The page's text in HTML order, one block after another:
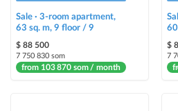
highlighting an ad in a different color
Auto UP
automatically up the ad
Sale · 3-room apartment,
63 sq. m, 9 floor / 9
$ 88 500
7 750 830 som
from 103 870 som / month
$
7